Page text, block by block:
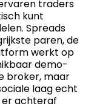
traders
kunt
Spreads
paren, de
werkt op
demo-
broker, maar
laag echt
er achteraf